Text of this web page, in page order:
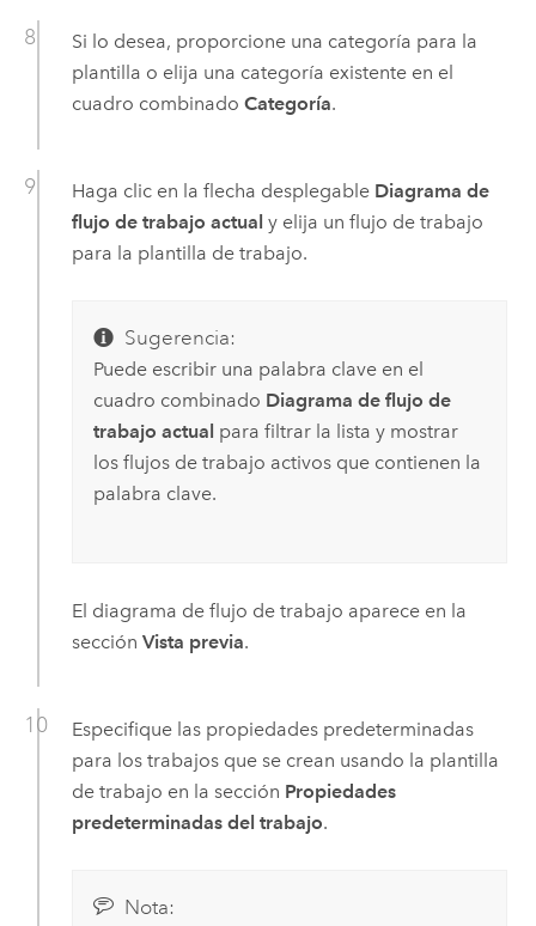
Si lo desea, proporcione una categoría para la
plantilla o elija una categoría existente en el
cuadro combinado Categoría.
Haga clic en la flecha desplegable Diagrama de
flujo de trabajo actual y elija un flujo de trabajo
para la plantilla de trabajo.
Sugerencia:
Puede escribir una palabra clave en el
cuadro combinado Diagrama de flujo de
trabajo actual para filtrar la lista y mostrar
los flujos de trabajo activos que contienen la
palabra clave.
El diagrama de flujo de trabajo aparece en la
sección Vista previa.
Especifique las propiedades predeterminadas
para los trabajos que se crean usando la plantilla
de trabajo en la sección Propiedades
predeterminadas del trabajo.
Nota: